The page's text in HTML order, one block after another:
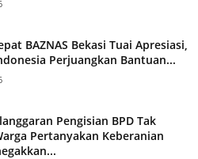
BAZNAS Bekasi Tuai Apresiasi,
Perjuangkan Bantuan...
Pengisian BPD Tak
Pertanyakan Keberanian